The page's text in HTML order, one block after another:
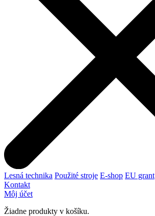
Lesná technika Použité stroje E-shop EU grant
Kontakt
Môj účet
Žiadne produkty v košíku.